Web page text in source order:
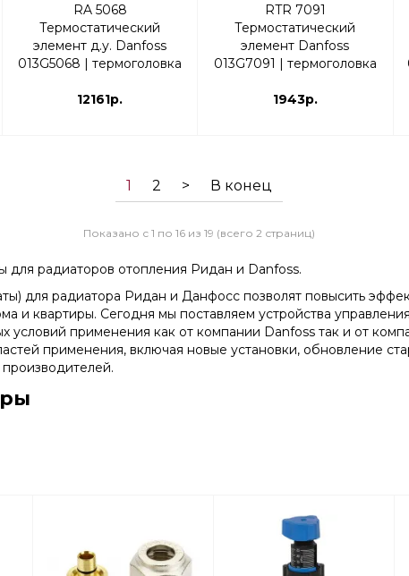
RA 5068
Термостатический
элемент д.у. Danfoss
013G5068 | термоголовка
12161р.
RTR 7091
Термостатический
элемент Danfoss
013G7091 | термоголовка
1943р.
1 2 > В конец
Показано с 1 по 16 из 19 (всего 2 страниц)
для радиаторов отопления Ридан и Danfoss.
для радиатора Ридан и Данфосс позволят повысить
и квартиры. Сегодня мы поставляем устройства
условий применения как от компании Danfoss так и от
применения, включая новые установки, обновление